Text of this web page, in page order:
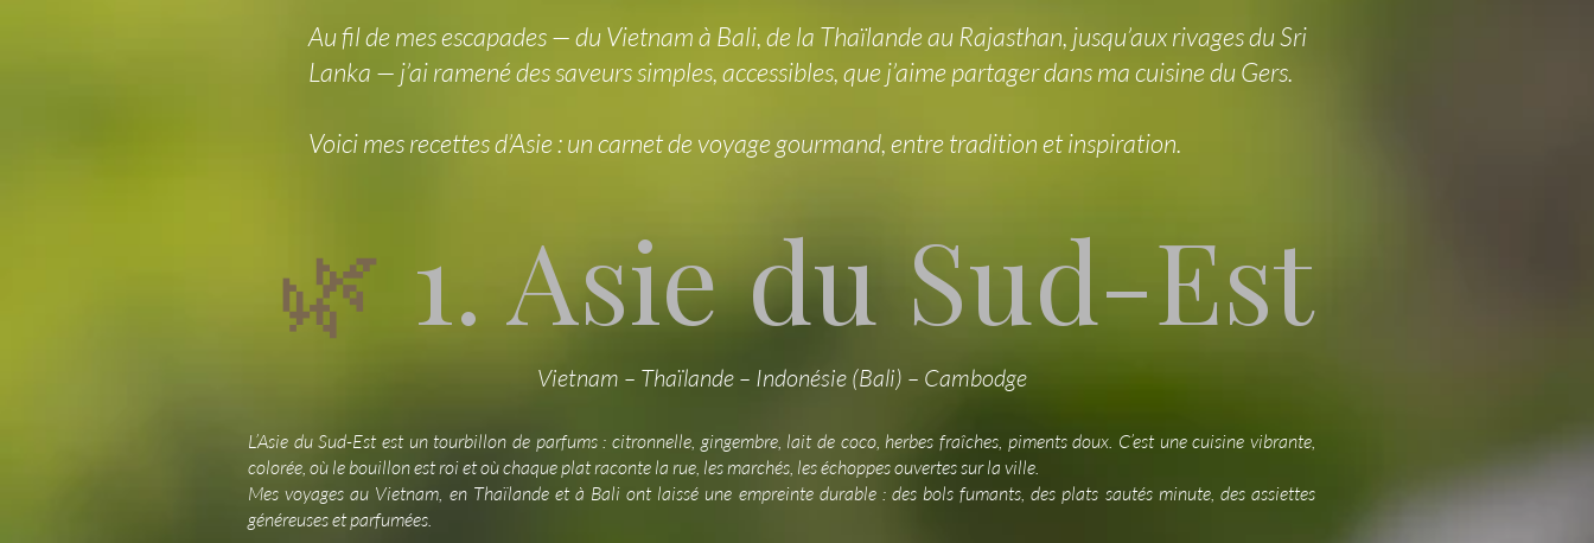
Au fil de mes escapades — du Vietnam à Bali, de la Thaïlande au Rajasthan, jusqu’aux rivages du Sri
Lanka — j’ai ramené des saveurs simples, accessibles, que j’aime partager dans ma cuisine du Gers.
Voici mes recettes d’Asie : un carnet de voyage gourmand, entre tradition et inspiration.
🌿 1. Asie du Sud-Est
Vietnam – Thaïlande – Indonésie (Bali) – Cambodge
L’Asie du Sud-Est est un tourbillon de parfums : citronnelle, gingembre, lait de coco, herbes fraîches, piments doux. C’est une cuisine vibrante,
colorée, où le bouillon est roi et où chaque plat raconte la rue, les marchés, les échoppes ouvertes sur la ville.
Mes voyages au Vietnam, en Thaïlande et à Bali ont laissé une empreinte durable : des bols fumants, des plats sautés minute, des assiettes
généreuses et parfumées.